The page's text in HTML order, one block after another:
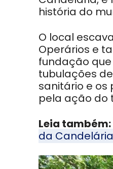
história do
O local
Operários e
fundação
tubulações
sanitário e os
pela ação do
Leia também:
da